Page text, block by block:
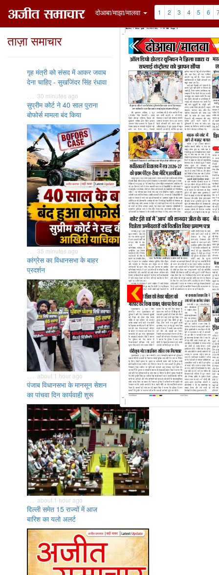
दोआबा/माझा/मालवा 1 2 3 4 5 6
ताज़ा समाचार
गृह मंत्री को संसद में आकर जवाब
देना चाहिए - सुखजिंदर सिंह रंधावा
. . . 30 minutes ago
सुप्रीम कोर्ट ने 40 साल पुराना
बोफोर्स मामला बंद किया
. . . 35 minutes ago
कांग्रेस का विधानसभा के बाहर
प्रदर्शन
. . . about 1 hour ago
पंजाब विधानसभा के मानसून सेशन
का पांचवा दिन कार्यवाही शुरू
. . . about 1 hour ago
दिल्ली समेत 15 राज्यों में आज
बारिश का यलो अलर्ट